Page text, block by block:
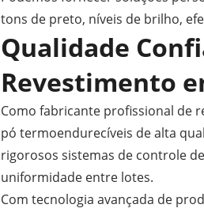
tons de preto, níveis de brilho,
Qualidade
Revestimento
Como fabricante profissional de
pó termoendurecíveis de alta
rigorosos sistemas de controle
uniformidade entre lotes.
Com tecnologia avançada de